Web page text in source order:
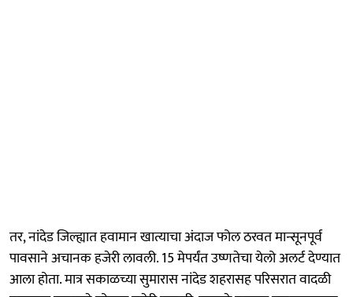
तर, नांदेड जिल्ह्यात हवामान खात्याचा अंदाज फोल ठरवत मान्सूनपूर्व
पावसाने अचानक हजेरी लावली. 15 मेपर्यंत उष्णतेचा येलो अलर्ट देण्यात
आला होता. मात्र सकाळच्या सुमारास नांदेड शहरासह परिसरात वादळी